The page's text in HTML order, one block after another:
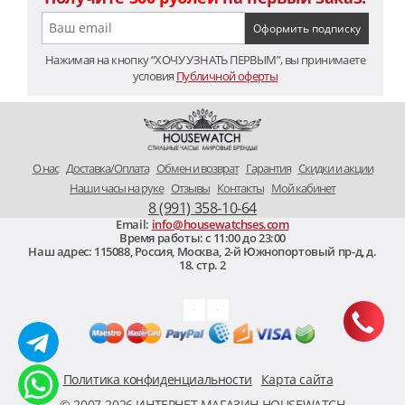
Нажимая на кнопку “ХОЧУ УЗНАТЬ ПЕРВЫМ”, вы принимаете
условия Публичной оферты
O нас Доставка/Оплата Обмен и возврат Гарантия Скидки и акции
Наши часы на руке Отзывы Контакты Мой кабинет
8 (991) 358-10-64
Политика конфиденциальности Карта сайта
Email: info@housewatchses.com
Время работы: c 11:00 до 23:00
Наш адрес: 115088, Россия, Москва 2-й Южнопортовый пр-д, д.
18. стр. 2